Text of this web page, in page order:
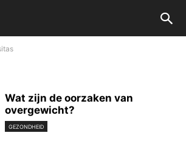
Wat zijn de oorzaken van
overgewicht?
GEZONDHEID